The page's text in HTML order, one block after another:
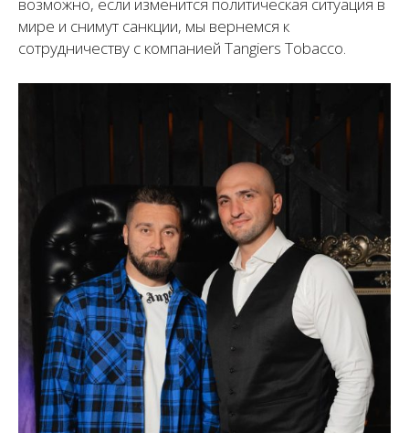
мире и снимут санкции, мы вернемся к
сотрудничеству с компанией Tangiers Tobacco.